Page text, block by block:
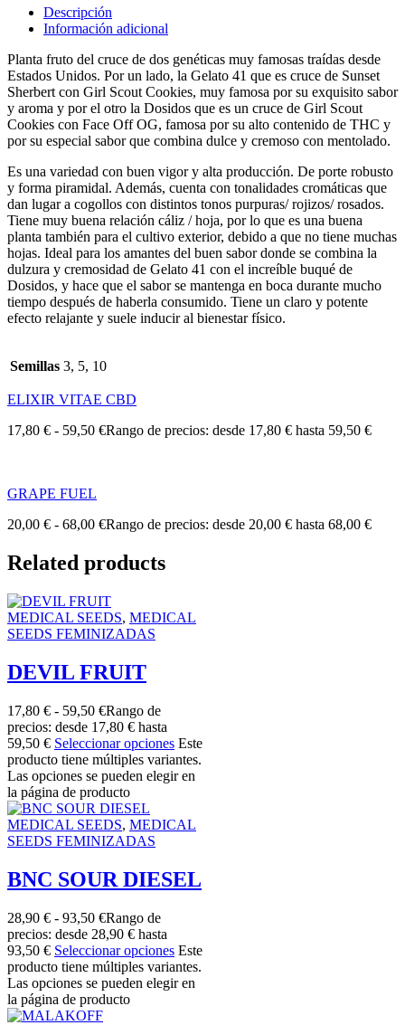
Descripción
Información adicional
Planta fruto del cruce de dos genéticas muy famosas traídas desde
Estados Unidos. Por un lado, la Gelato 41 que es cruce de Sunset
Sherbert con Girl Scout Cookies, muy famosa por su exquisito sabor
y aroma y por el otro la Dosidos que es un cruce de Girl Scout
Cookies con Face Off OG, famosa por su alto contenido de THC y
por su especial sabor que combina dulce y cremoso con mentolado.
Es una variedad con buen vigor y alta producción. De porte robusto
y forma piramidal. Además, cuenta con tonalidades cromáticas que
dan lugar a cogollos con distintos tonos purpuras/ rojizos/ rosados.
Tiene muy buena relación cáliz / hoja, por lo que es una buena
planta también para el cultivo exterior, debido a que no tiene muchas
hojas. Ideal para los amantes del buen sabor donde se combina la
dulzura y cremosidad de Gelato 41 con el increíble buqué de
Dosidos, y hace que el sabor se mantenga en boca durante mucho
tiempo después de haberla consumido. Tiene un claro y potente
efecto relajante y suele inducir al bienestar físico.
Semillas 3, 5, 10
ELIXIR VITAE CBD
17,80 € - 59,50 €Rango de precios: desde 17,80 € hasta 59,50 €
GRAPE FUEL
20,00 € - 68,00 €Rango de precios: desde 20,00 € hasta 68,00 €
Related products
MEDICAL SEEDS, MEDICAL
SEEDS FEMINIZADAS
DEVIL FRUIT
17,80 € - 59,50 €Rango de
precios: desde 17,80 € hasta
59,50 € Seleccionar opciones Este
producto tiene múltiples variantes.
Las opciones se pueden elegir en
la página de producto
MEDICAL SEEDS, MEDICAL
SEEDS FEMINIZADAS
BNC SOUR DIESEL
28,90 € - 93,50 €Rango de
precios: desde 28,90 € hasta
93,50 € Seleccionar opciones Este
producto tiene múltiples variantes.
Las opciones se pueden elegir en
la página de producto